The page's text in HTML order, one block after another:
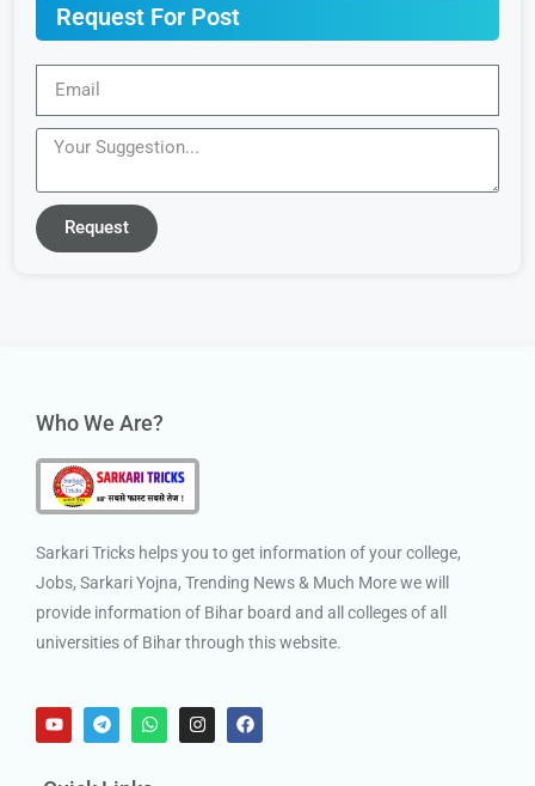
Request For Post
Request
Who We Are?
Sarkari Tricks helps you to get information of your college,
Jobs, Sarkari Yojna, Trending News & Much More we will
provide information of Bihar board and all colleges of all
universities of Bihar through this website.